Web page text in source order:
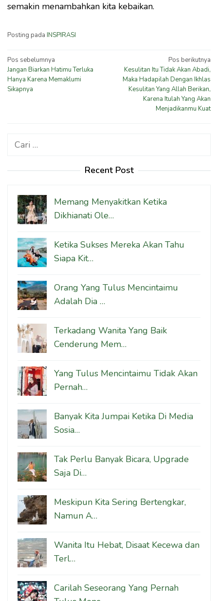
semakin menambahkan kita kebaikan.
Posting pada INSPIRASI
Navigasi
pos
Pos sebelumnya
Jangan Biarkan Hatimu Terluka
Hanya Karena Memaklumi
Sikapnya
Pos berikutnya
Kesulitan Itu Tidak Akan Abadi,
Maka Hadapilah Dengan Ikhlas
Kesulitan Yang Allah Berikan,
Karena Itulah Yang Akan
Menjadikanmu Kuat
Cari
Recent Post
Memang Menyakitkan Ketika
Dikhianati Ole…
Ketika Sukses Mereka Akan Tahu
Siapa Kit…
Orang Yang Tulus Mencintaimu
Adalah Dia …
Terkadang Wanita Yang Baik
Cenderung Mem…
Yang Tulus Mencintaimu Tidak Akan
Pernah…
Banyak Kita Jumpai Ketika Di Media
Sosia…
Tak Perlu Banyak Bicara, Upgrade
Saja Di…
Meskipun Kita Sering Bertengkar,
Namun A…
Wanita Itu Hebat, Disaat Kecewa dan
Terl…
Carilah Seseorang Yang Pernah